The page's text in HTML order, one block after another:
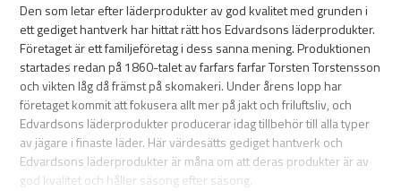
Den som letar efter läderprodukter av god kvalitet med grunden i
ett gediget hantverk har hittat rätt hos Edvardsons läderprodukter.
Företaget är ett familjeföretag i dess sanna mening. Produktionen
startades redan på 1860-talet av farfars farfar Torsten Torstensson
och vikten låg då främst på skomakeri. Under årens lopp har
företaget kommit att fokusera allt mer på jakt och friluftsliv, och
Edvardsons läderprodukter producerar idag tillbehör till alla typer
av jägare i finaste läder. Här värdesätts gediget hantverk och
Edvardsons läderprodukter är måna om att deras produkter är av
god kvalitet och håller säsong efter säsong.